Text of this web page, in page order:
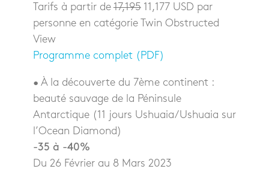
Tarifs à partir de17,19511,177 USD par
personne en catégorie Twin Obstructed
View
Programme complet (PDF)
• À la découverte du 7ème continent :
beauté sauvage de la Péninsule
Antarctique (11 jours Ushuaia/Ushuaia sur
l’Ocean Diamond)
-35 à -40%
Du 26 Février au 8 Mars 2023